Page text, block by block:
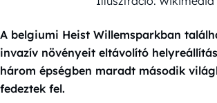
A belgiumi Heist Willemsparkban
invazív növényeit eltávolító
három épségben maradt második
fedeztek fel.